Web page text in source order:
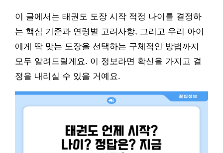
이 글에서는 태권도 도장 시작 적정 나이를 결정하
는 핵심 기준과 연령별 고려사항, 그리고 우리 아이
에게 딱 맞는 도장을 선택하는 구체적인 방법까지
모두 알려드릴게요. 이 정보라면 확신을 가지고 결
정을 내리실 수 있을 거예요.